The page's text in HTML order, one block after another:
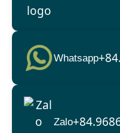
Whatsapp
Zalo